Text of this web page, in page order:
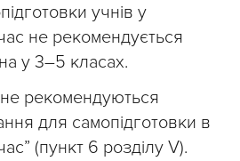
учнів у
не рекомендується
у 3–5 класах.
рекомендуються
для самопідготовки в
(пункт 6 розділу V).